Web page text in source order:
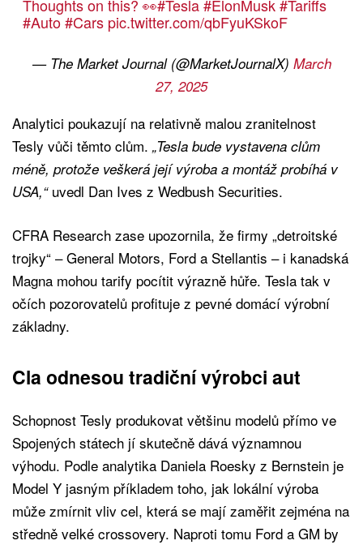
Thoughts on this? 👀#Tesla #ElonMusk #Tariffs
#Auto #Cars pic.twitter.com/qbFyuKSkoF
— The Market Journal (@MarketJournalX) March
27, 2025
Analytici poukazují na relativně malou zranitelnost
Tesly vůči těmto clům. „Tesla bude vystavena clům
méně, protože veškerá její výroba a montáž probíhá v
USA,“uvedl Dan Ives z Wedbush Securities.
CFRA Research zase upozornila, že firmy „detroitské
trojky“ – General Motors, Ford a Stellantis – i kanadská
Magna mohou tarify pocítit výrazně hůře. Tesla tak v
očích pozorovatelů profituje z pevné domácí výrobní
základny.
Cla odnesou tradiční výrobci aut
Schopnost Tesly produkovat většinu modelů přímo ve
Spojených státech jí skutečně dává významnou
výhodu. Podle analytika Daniela Roesky z Bernstein je
Model Y jasným příkladem toho, jak lokální výroba
může zmírnit vliv cel, která se mají zaměřit zejména na
středně velké crossovery. Naproti tomu Ford a GM by